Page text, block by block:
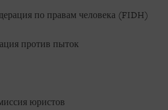
по правам человека (FIDH)
против пыток
юристов